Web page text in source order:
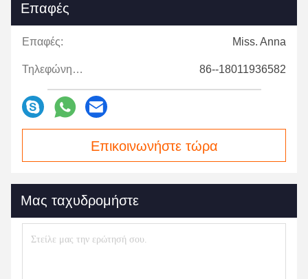
Επαφές
Επαφές: Miss. Anna
Τηλεφώνημα: 86--18011936582
Επικοινωνήστε τώρα
Μας ταχυδρομήστε